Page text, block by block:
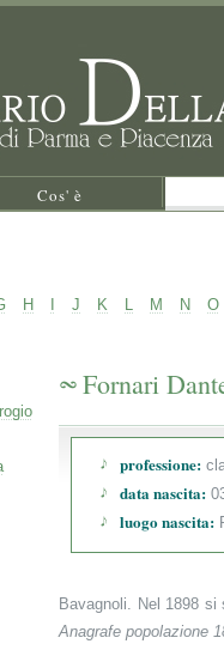
Cos' è
H J K L M N O
Fornari
professione:
data nascita:
luogo nascita:
Bavagnoli. Nel 1898
Anagrafe popolazione